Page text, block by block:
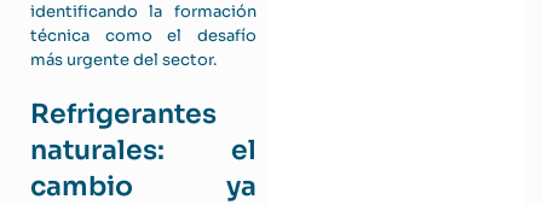
identificando la formación
técnica como el desafío
más urgente del sector.
Refrigerantes
naturales: el
cambio ya